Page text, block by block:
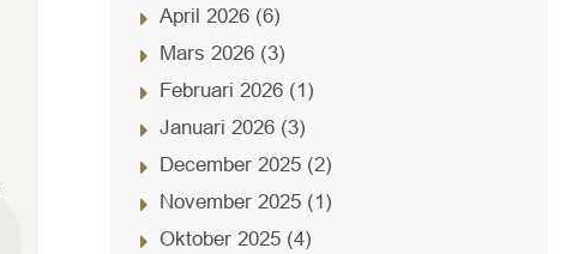
April 2026 (6)
Mars 2026 (3)
Februari 2026 (1)
Januari 2026 (3)
December 2025 (2)
November 2025 (1)
Oktober 2025 (4)